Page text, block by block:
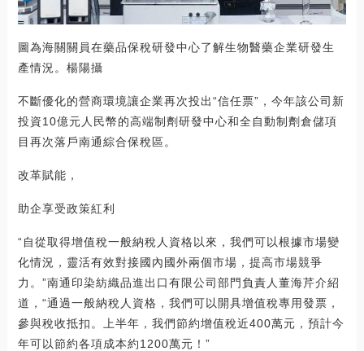
圖為海關關員在藥品保稅研發中心了解生物醫藥企業研發生
產情況。楊陽攝
不斷優化的營商環境讓企業再次投出“信任票”，今年該公司新
投資10億元人民幣的高端制劑研發中心和全自動制劑倉儲項
目再次落戶南通綜合保稅區。
改革賦能，
助企享受政策紅利
“自從取得增值稅一般納稅人資格以來，我們可以根據市場變
化情況，靈活有效對接國內國外兩個市場，提高市場競爭
力。”南通印染紡織品進出口有限公司部門負責人董海芹介紹
道，“通過一般納稅人資格，我們可以開具增值稅專用發票，
參與稅收抵扣。上半年，我們節約增值稅近400萬元，預計今
年可以節約各項成本約1200萬元！”